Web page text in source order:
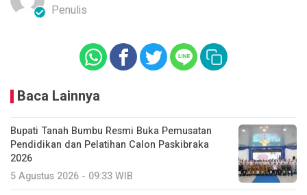
Penulis
Baca Lainnya
Bupati Tanah Bumbu Resmi Buka Pemusatan
Pendidikan dan Pelatihan Calon Paskibraka
2026
5 Agustus 2026 - 09:33 WIB